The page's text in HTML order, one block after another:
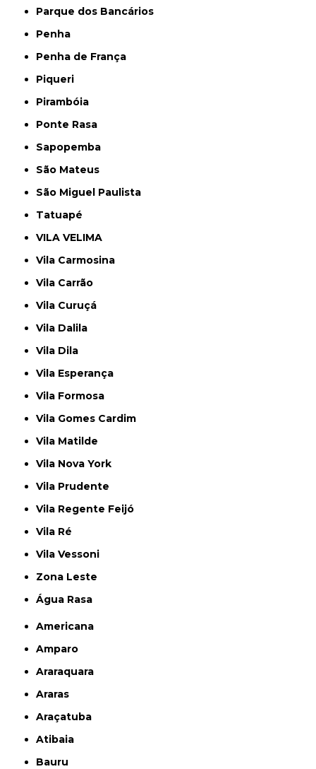
Parque dos Bancários
Penha
Penha de França
Piqueri
Pirambóia
Ponte Rasa
Sapopemba
São Mateus
São Miguel Paulista
Tatuapé
VILA VELIMA
Vila Carmosina
Vila Carrão
Vila Curuçá
Vila Dalila
Vila Dila
Vila Esperança
Vila Formosa
Vila Gomes Cardim
Vila Matilde
Vila Nova York
Vila Prudente
Vila Regente Feijó
Vila Ré
Vila Vessoni
Zona Leste
Água Rasa
Americana
Amparo
Araraquara
Araras
Araçatuba
Atibaia
Bauru